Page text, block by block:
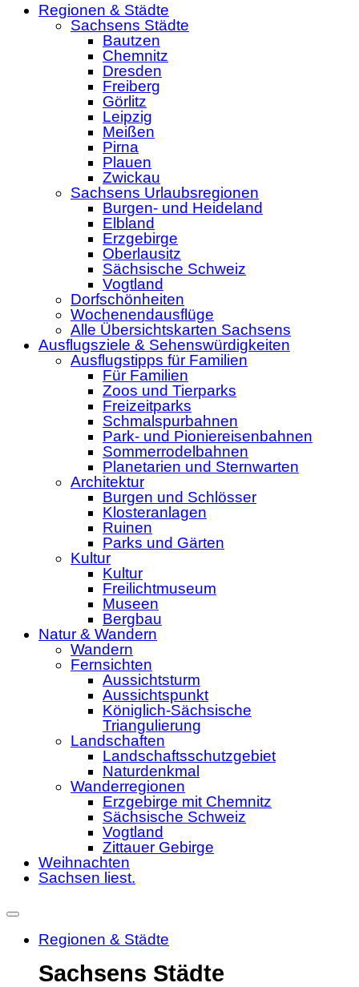
Regionen & Städte
Sachsens Städte
Bautzen
Chemnitz
Dresden
Freiberg
Görlitz
Leipzig
Meißen
Pirna
Plauen
Zwickau
Sachsens Urlaubsregionen
Burgen- und Heideland
Elbland
Erzgebirge
Oberlausitz
Sächsische Schweiz
Vogtland
Dorfschönheiten
Wochenendausflüge
Alle Übersichtskarten Sachsens
Ausflugsziele & Sehenswürdigkeiten
Ausflugstipps für Familien
Für Familien
Zoos und Tierparks
Freizeitparks
Schmalspurbahnen
Park- und Pioniereisenbahnen
Sommerrodelbahnen
Planetarien und Sternwarten
Architektur
Burgen und Schlösser
Klosteranlagen
Ruinen
Parks und Gärten
Kultur
Kultur
Freilichtmuseum
Museen
Bergbau
Natur & Wandern
Wandern
Fernsichten
Aussichtsturm
Aussichtspunkt
Königlich-Sächsische
Triangulierung
Landschaften
Landschaftsschutzgebiet
Naturdenkmal
Wanderregionen
Erzgebirge mit Chemnitz
Sächsische Schweiz
Vogtland
Zittauer Gebirge
Weihnachten
Sachsen liest.
Regionen & Städte
Sachsens Städte